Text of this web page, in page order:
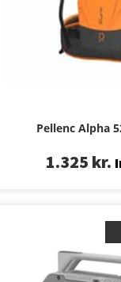
Pellenc Alpha
1.325 kr.